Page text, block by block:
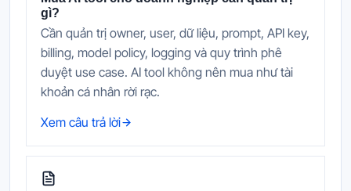
gì?
Cần quản trị owner, user, dữ liệu, prompt, API key,
billing, model policy, logging và quy trình phê
duyệt use case. AI tool không nên mua như tài
khoản cá nhân rời rạc.
Xem câu trả lời